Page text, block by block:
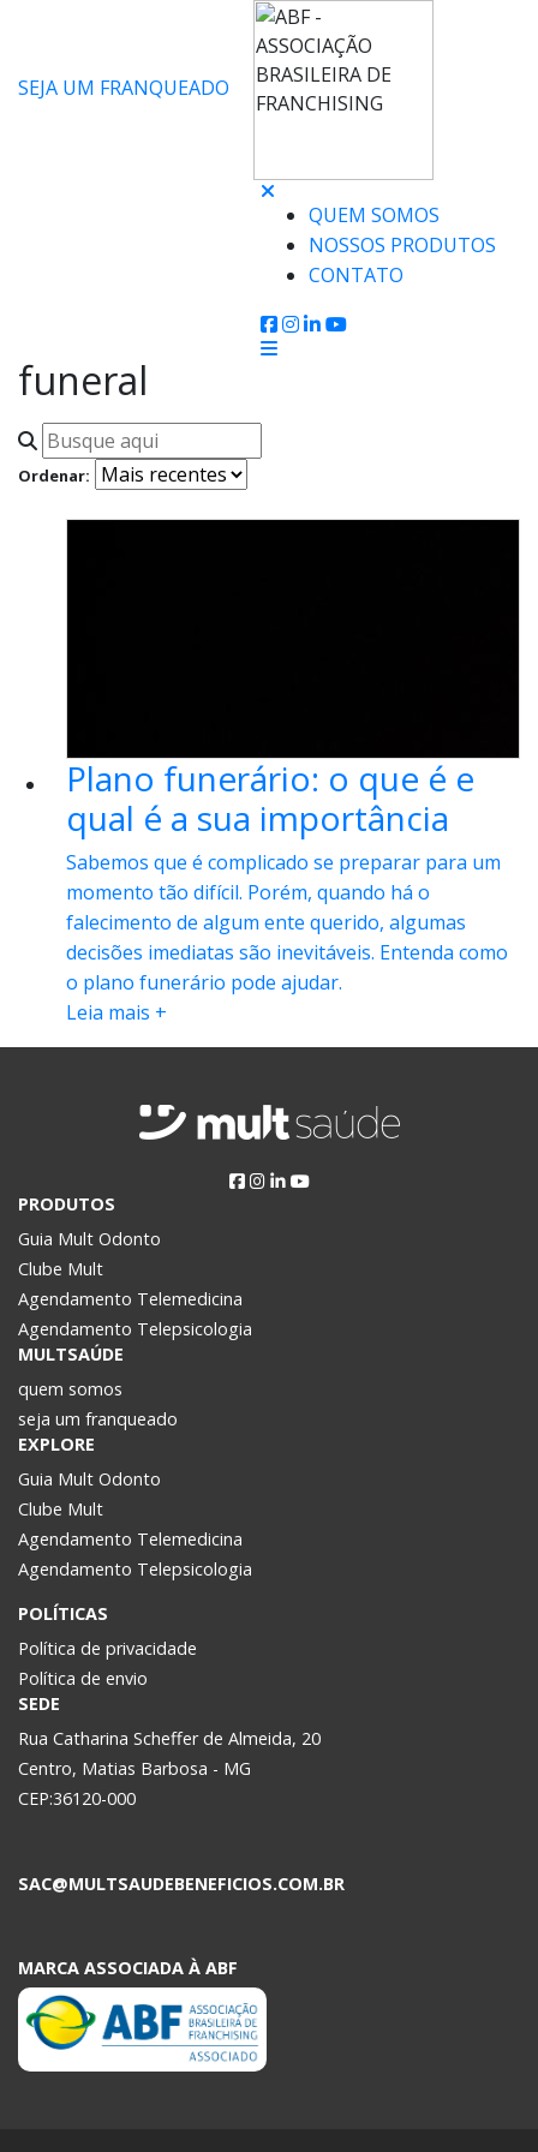
SEJA UM FRANQUEADO
QUEM SOMOS
NOSSOS PRODUTOS
CONTATO
funeral
Ordenar:
Plano funerário: o que é e
qual é a sua importância
Sabemos que é complicado se preparar para um
momento tão difícil. Porém, quando há o
falecimento de algum ente querido, algumas
decisões imediatas são inevitáveis. Entenda como
o plano funerário pode ajudar.
Leia mais +
PRODUTOS
Guia Mult Odonto
Clube Mult
Agendamento Telemedicina
Agendamento Telepsicologia
MULTSAÚDE
quem somos
seja um franqueado
EXPLORE
Guia Mult Odonto
Clube Mult
Agendamento Telemedicina
Agendamento Telepsicologia
POLÍTICAS
Política de privacidade
Política de envio
SEDE
Rua Catharina Scheffer de Almeida, 20
Centro, Matias Barbosa - MG
CEP:36120-000
SAC@MULTSAUDEBENEFICIOS.COM.BR
MARCA ASSOCIADA À ABF